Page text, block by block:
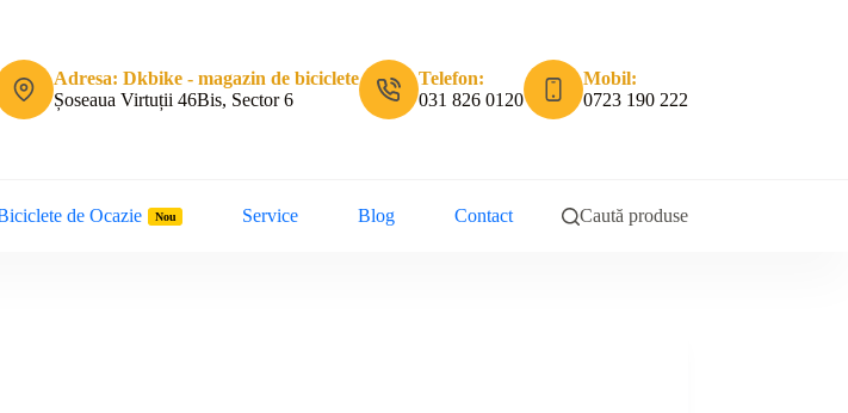
Adresa: Dkbike - magazin de biciclete
Șoseaua Virtuții 46Bis, Sector 6
Telefon:
031 826 0120
Mobil:
0723 190 222
de Ocazie Nou Service Blog Contact Caută produse